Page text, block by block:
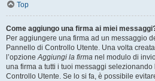
Top
Come aggiungo una firma ai miei
Per aggiungere una firma ad un messaggio
Pannello di Controllo Utente. Una volta
l’opzioneAggiungi la firma nel modulo di
una firma a tutti i tuoi messaggi
Controllo Utente. Se lo si fa, è possibile